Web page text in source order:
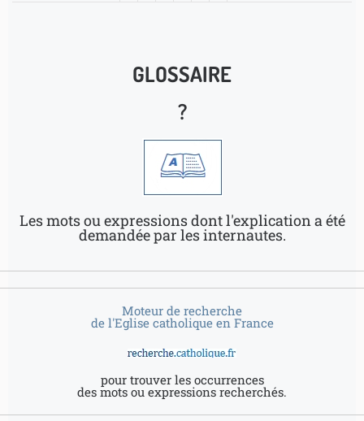
GLOSSAIRE
?
Les mots ou expressions dont l'explication a été
demandée par les internautes.
Moteur de recherche
de l'Eglise catholique en France
pour trouver les occurrences
des mots ou expressions recherchés.